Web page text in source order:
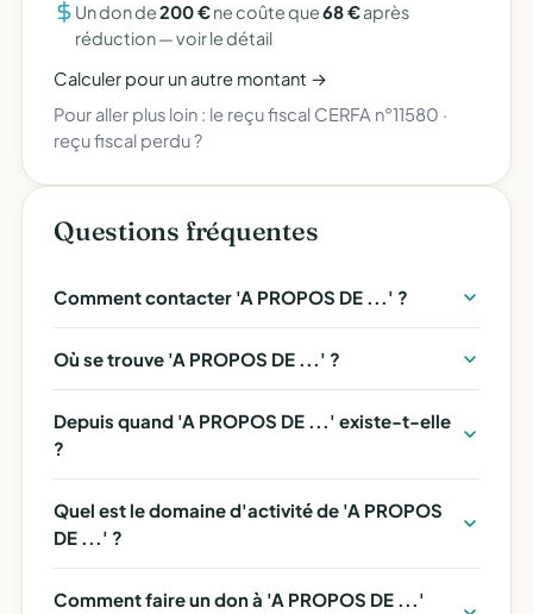
Un don de200 €ne coûte que68 €après
réduction —voir le détail
Calculer pour un autre montant →
Pour aller plus loin : le reçu fiscal CERFA n°11580 ·
reçu fiscal perdu ?
Questions fréquentes
Comment contacter 'A PROPOS DE ...' ?
Où se trouve 'A PROPOS DE ...' ?
Depuis quand 'A PROPOS DE ...' existe-t-elle
?
Quel est le domaine d'activité de 'A PROPOS
DE ...' ?
Comment faire un don à 'A PROPOS DE ...'